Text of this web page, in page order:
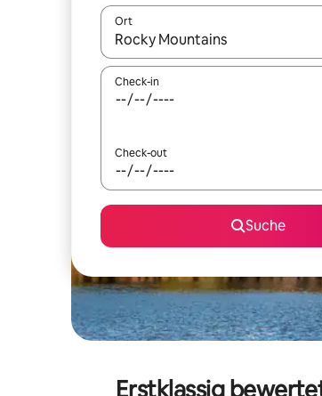
Ort
Wenn Ergebnisse verfügbar sind,
Check-in
Check-out
Suche
Erstklassig